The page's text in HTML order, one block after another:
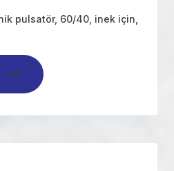
pulsatör, 60/40, inek için,